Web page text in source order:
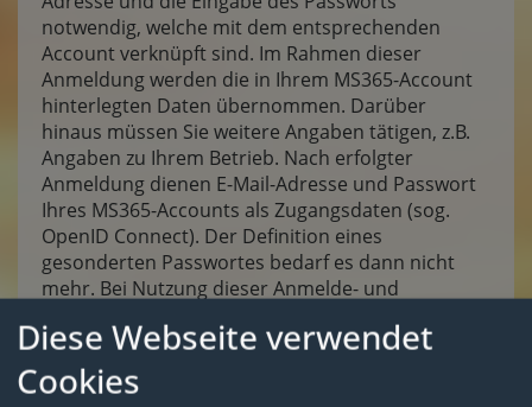
notwendig, welche mit dem entsprechenden
Account verknüpft sind. Im Rahmen dieser
Anmeldung werden die in Ihrem MS365-Account
hinterlegten Daten übernommen. Darüber
hinaus müssen Sie weitere Angaben tätigen, z.B.
Angaben zu Ihrem Betrieb. Nach erfolgter
Anmeldung dienen E-Mail-Adresse und Passwort
Ihres MS365-Accounts als Zugangsdaten (sog.
OpenID Connect). Der Definition eines
gesonderten Passwortes bedarf es dann nicht
mehr. Bei Nutzung dieser Anmelde- und
Corporation übertragen werden. Weitere
Informationen finden Sie in unserer
Datenschutzerklärung.
Diese Webseite verwendet
Cookies